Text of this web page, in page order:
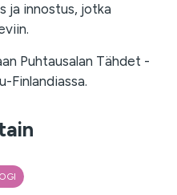
ja innostus, jotka
Puhtausalan Tähdet -
Finlandiassa.